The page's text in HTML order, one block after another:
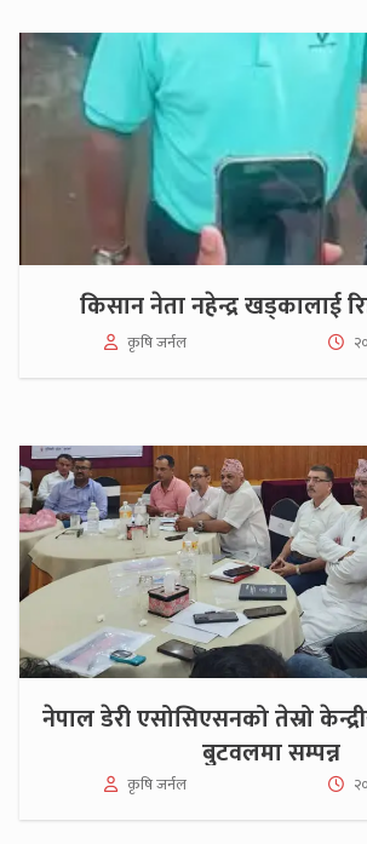
किसान नेता नहेन्द्र खड्कालाई
कृषि जर्नल
नेपाल डेरी एसोसिएसनको तेस्रो
बुटवलमा सम्पन्न
कृषि जर्नल